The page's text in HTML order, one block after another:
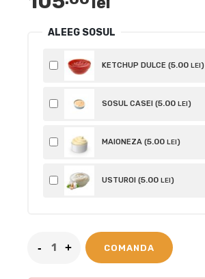
ALEEG SOSUL
KETCHUP DULCE (5.00 LEI)
SOSUL CASEI (5.00 LEI)
MAIONEZA (5.00 LEI)
USTUROI (5.00 LEI)
COMANDA